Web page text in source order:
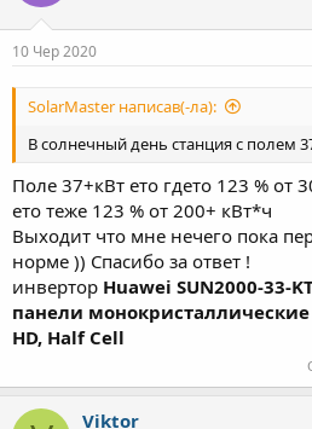
10 Чер 2020
SolarMaster написав(-ла):
В солнечный день станция с полем
Поле 37+кВт ето гдето 123 % от
ето теже 123 % от 200+ кВт*ч
Выходит что мне нечего пока
норме )) Спасибо за ответ !
инвертор Huawei SUN2000-33-
панели монокристаллические
HD, Half Cell
Viktor